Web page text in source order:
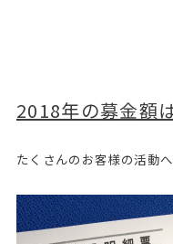
2018年の募金額
たくさんのお客様の活動